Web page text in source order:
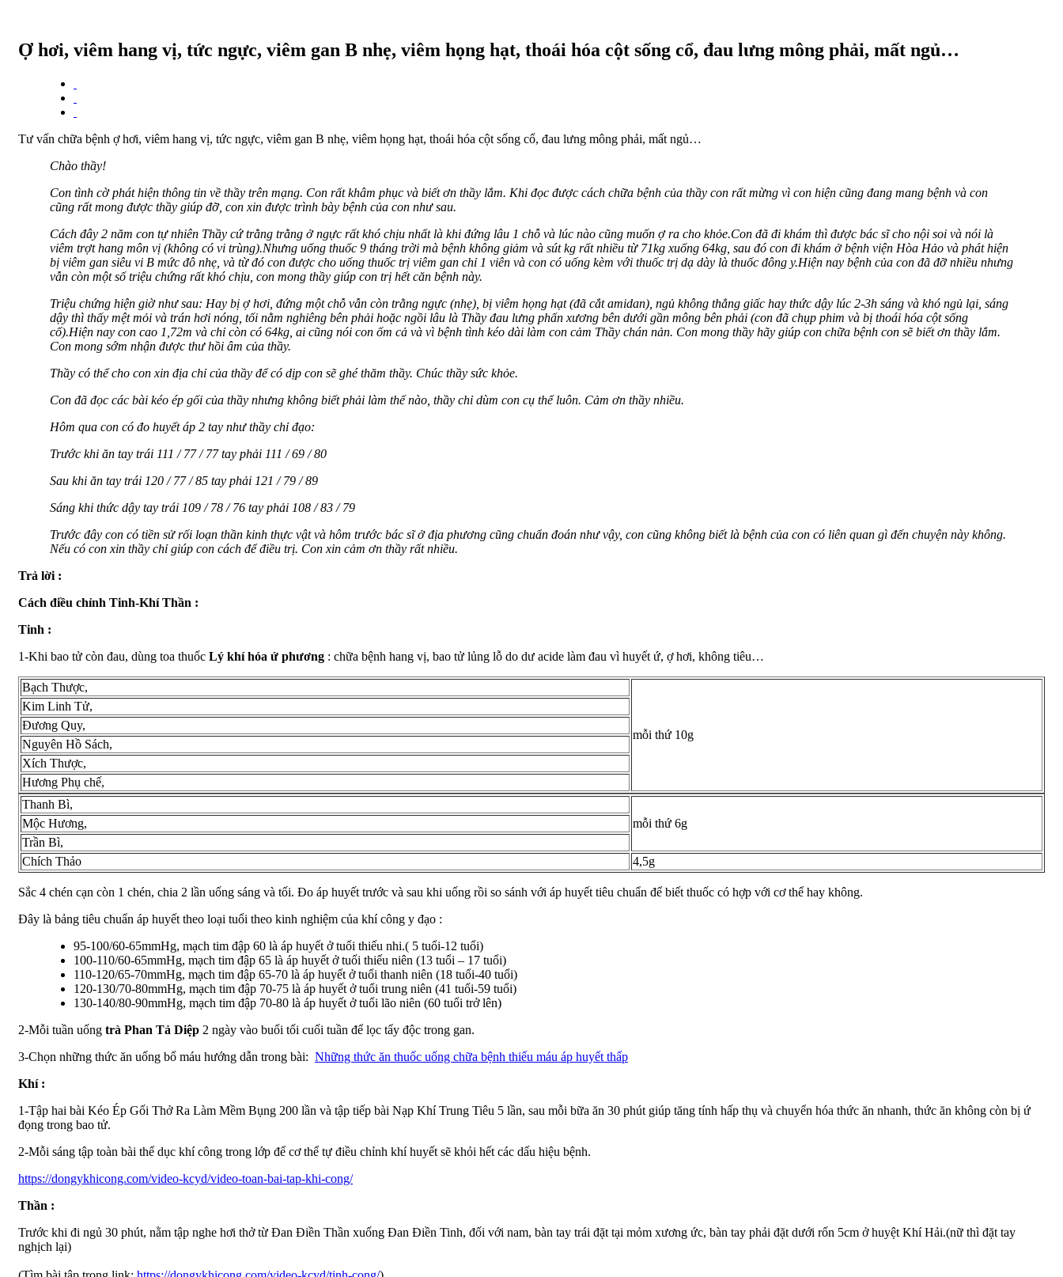
Ợ hơi, viêm hang vị, tức ngực, viêm gan B nhẹ, viêm họng hạt, thoái hóa cột sống cổ, đau lưng mông phải, mất ngủ…
Tư vấn chữa bệnh ợ hơi, viêm hang vị, tức ngực, viêm gan B nhẹ, viêm họng hạt, thoái hóa cột sống cổ, đau lưng mông phải, mất ngủ…
Chào thầy!
Con tình cờ phát hiện thông tin về thầy trên mạng. Con rất khâm phục và biết ơn thầy lắm. Khi đọc được cách chữa bệnh của thầy con rất mừng vì con hiện cũng đang mang bệnh và con
cũng rất mong được thầy giúp đỡ, con xin được trình bày bệnh của con như sau.
Cách đây 2 năm con tự nhiên Thầy cứ trằng trằng ở ngực rất khó chịu nhất là khi đứng lâu 1 chỗ và lúc nào cũng muốn ợ ra cho khỏe.Con đã đi khám thì được bác sĩ cho nội soi và nói là
viêm trợt hang môn vị (không có vi trùng).Nhưng uống thuốc 9 tháng trời mà bệnh không giảm và sút kg rất nhiều từ 71kg xuống 64kg, sau đó con đi khám ở bệnh viện Hòa Hảo và phát hiện
bị viêm gan siêu vi B mức đô nhẹ, và từ đó con được cho uống thuốc trị viêm gan chỉ 1 viên và con có uống kèm với thuốc trị dạ dày là thuốc đông y.Hiện nay bệnh của con đã đỡ nhiều nhưng
vẫn còn một số triệu chứng rất khó chịu, con mong thầy giúp con trị hết căn bệnh này.
Triệu chứng hiện giờ như sau: Hay bị ợ hơi, đứng một chỗ vẫn còn trằng ngực (nhẹ), bị viêm họng hạt (đã cắt amidan), ngủ không thẳng giấc hay thức dậy lúc 2-3h sáng và khó ngủ lại, sáng
dậy thì thấy mệt mỏi và trán hơi nóng, tối nằm nghiêng bên phải hoặc ngồi lâu là Thầy đau lưng phấn xương bên dưới gần mông bên phải (con đã chụp phim và bị thoái hóa cột sống
cổ).Hiện nay con cao 1,72m và chỉ còn có 64kg, ai cũng nói con ốm cả và vì bệnh tình kéo dài làm con cảm Thầy chán nản. Con mong thầy hãy giúp con chữa bệnh con sẽ biết ơn thầy lắm.
Con mong sớm nhận được thư hồi âm của thầy.
Thầy có thể cho con xin địa chỉ của thầy để có dịp con sẽ ghé thăm thầy. Chúc thầy sức khỏe.
Con đã đọc các bài kéo ép gối của thầy nhưng không biết phải làm thế nào, thầy chỉ dùm con cụ thể luôn. Cảm ơn thầy nhiều.
Hôm qua con có đo huyết áp 2 tay như thầy chỉ đạo:
Trước khi ăn tay trái 111 / 77 / 77 tay phải 111 / 69 / 80
Sau khi ăn tay trái 120 / 77 / 85 tay phải 121 / 79 / 89
Sáng khi thức dậy tay trái 109 / 78 / 76 tay phải 108 / 83 / 79
Trước đây con có tiền sử rối loạn thần kinh thực vật và hôm trước bác sĩ ở địa phương cũng chuẩn đoán như vậy, con cũng không biết là bệnh của con có liên quan gì đến chuyện này không.
Nếu có con xin thầy chỉ giúp con cách để điều trị. Con xin cảm ơn thầy rất nhiều.
Trả lời :
Cách điều chỉnh Tinh-Khí Thần :
Tinh :
1-Khi bao tử còn đau, dùng toa thuốc Lý khí hóa ứ phương : chữa bệnh hang vị, bao tử lủng lỗ do dư acide làm đau vì huyết ứ, ợ hơi, không tiêu…
Bạch Thược,
mỗi thứ 10g
Kim Linh Tử,
Đương Quy,
Nguyên Hồ Sách,
Xích Thược,
Hương Phụ chế,
Thanh Bì,
mỗi thứ 6g
Mộc Hương,
Trần Bì,
Chích Thảo
4,5g
Sắc 4 chén cạn còn 1 chén, chia 2 lần uống sáng và tối. Đo áp huyết trước và sau khi uống rồi so sánh với áp huyết tiêu chuẩn để biết thuốc có hợp với cơ thể hay không.
Đây là bảng tiêu chuẩn áp huyết theo loại tuổi theo kinh nghiệm của khí công y đạo :
95-100/60-65mmHg, mạch tim đập 60 là áp huyết ở tuổi thiếu nhi.( 5 tuổi-12 tuổi)
100-110/60-65mmHg, mạch tim đập 65 là áp huyết ở tuổi thiếu niên (13 tuổi – 17 tuổi)
110-120/65-70mmHg, mạch tim đập 65-70 là áp huyết ở tuổi thanh niên (18 tuổi-40 tuổi)
120-130/70-80mmHg, mạch tim đập 70-75 là áp huyết ở tuổi trung niên (41 tuổi-59 tuổi)
130-140/80-90mmHg, mạch tim đập 70-80 là áp huyết ở tuổi lão niên (60 tuổi trở lên)
2-Mỗi tuần uống trà Phan Tả Diệp 2 ngày vào buổi tối cuối tuần để lọc tẩy độc trong gan.
3-Chọn những thức ăn uống bổ máu hướng dẫn trong bài: Những thức ăn thuốc uống chữa bệnh thiếu máu áp huyết thấp
Khí :
1-Tập hai bài Kéo Ép Gối Thở Ra Làm Mềm Bụng 200 lần và tập tiếp bài Nạp Khí Trung Tiêu 5 lần, sau mỗi bữa ăn 30 phút giúp tăng tính hấp thụ và chuyển hóa thức ăn nhanh, thức ăn không còn bị ứ
đọng trong bao tử.
2-Mỗi sáng tập toàn bài thể dục khí công trong lớp để cơ thể tự điều chỉnh khí huyết sẽ khỏi hết các dấu hiệu bệnh.
https://dongykhicong.com/video-kcyd/video-toan-bai-tap-khi-cong/
Thần :
Trước khi đi ngủ 30 phút, nằm tập nghe hơi thở từ Đan Điền Thần xuống Đan Điền Tinh, đối với nam, bàn tay trái đặt tại mỏm xương ức, bàn tay phải đặt dưới rốn 5cm ở huyệt Khí Hải.(nữ thì đặt tay
nghịch lại)